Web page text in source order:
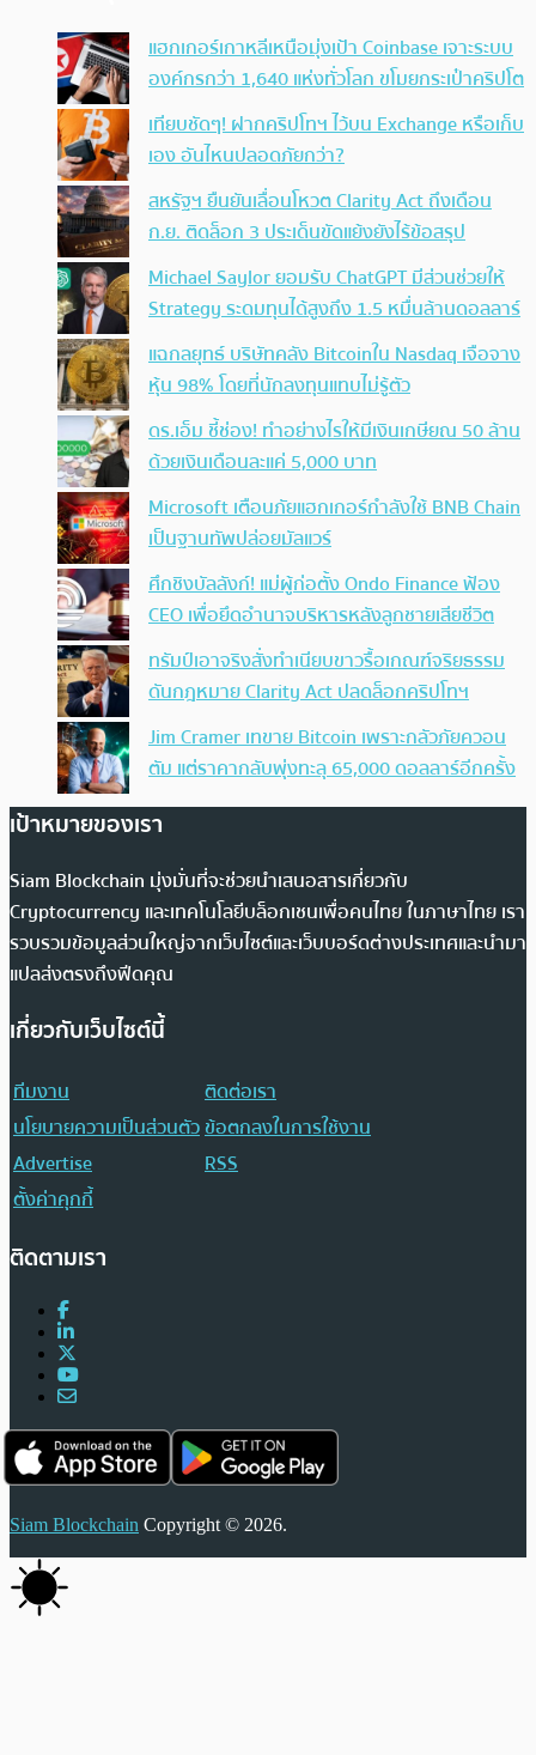
แฮกเกอร์เกาหลีเหนือมุ่งเป้า Coinbase เจาะระบบ
องค์กรกว่า 1,640 แห่งทั่วโลก ขโมยกระเป๋าคริปโต
เทียบชัดๆ! ฝากคริปโทฯ ไว้บน Exchange หรือเก็บ
เอง อันไหนปลอดภัยกว่า?
สหรัฐฯ ยืนยันเลื่อนโหวต Clarity Act ถึงเดือน
ก.ย. ติดล็อก 3 ประเด็นขัดแย้งยังไร้ข้อสรุป
Michael Saylor ยอมรับ ChatGPT มีส่วนช่วยให้
Strategy ระดมทุนได้สูงถึง 1.5 หมื่นล้านดอลลาร์
แฉกลยุทธ์ บริษัทคลัง Bitcoinใน Nasdaq เจือจาง
หุ้น 98% โดยที่นักลงทุนแทบไม่รู้ตัว
ดร.เอ็ม ชี้ช่อง! ทำอย่างไรให้มีเงินเกษียณ 50 ล้าน
ด้วยเงินเดือนละแค่ 5,000 บาท
Microsoft เตือนภัยแฮกเกอร์กำลังใช้ BNB Chain
เป็นฐานทัพปล่อยมัลแวร์
ศึกชิงบัลลังก์! แม่ผู้ก่อตั้ง Ondo Finance ฟ้อง
CEO เพื่อยึดอำนาจบริหารหลังลูกชายเสียชีวิต
ทรัมป์เอาจริง สั่งทำเนียบขาวรื้อเกณฑ์จริยธรรม
ดันกฎหมาย Clarity Act ปลดล็อกคริปโทฯ
Jim Cramer เทขาย Bitcoin เพราะกลัวภัยควอน
ตัม แต่ราคากลับพุ่งทะลุ 65,000 ดอลลาร์อีกครั้ง
เป้าหมายของเรา
Siam Blockchain มุ่งมั่นที่จะช่วยนำเสนอสารเกี่ยวกับ
Cryptocurrency และเทคโนโลยีบล็อกเชนเพื่อคนไทย ในภาษาไทย เรา
รวบรวมข้อมูลส่วนใหญ่จากเว็บไซต์และเว็บบอร์ดต่างประเทศและนำมา
แปลส่งตรงถึงฟีดคุณ
เกี่ยวกับเว็บไซต์นี้
ทีมงาน
ติดต่อเรา
นโยบายความเป็นส่วนตัวข้อตกลงในการใช้งาน
Advertise
RSS
ตั้งค่าคุกกี้
ติดตามเรา
Siam Blockchain Copyright © 2026.